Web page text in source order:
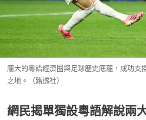
龐大的粵語經濟圈與足球歷史底蘊，成功支
之地。（路透社）
網民揭單獨設粵語解說兩